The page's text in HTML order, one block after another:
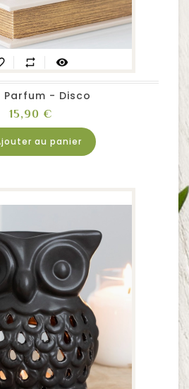
repeat visibility
Parfum - Disco
Prix
15,90 €
au panier